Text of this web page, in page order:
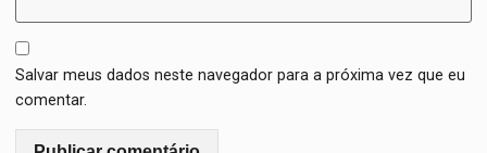
Salvar meus dados neste navegador para a próxima vez que eu
comentar.